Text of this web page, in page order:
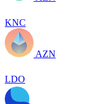
KNC
AZN
LDO